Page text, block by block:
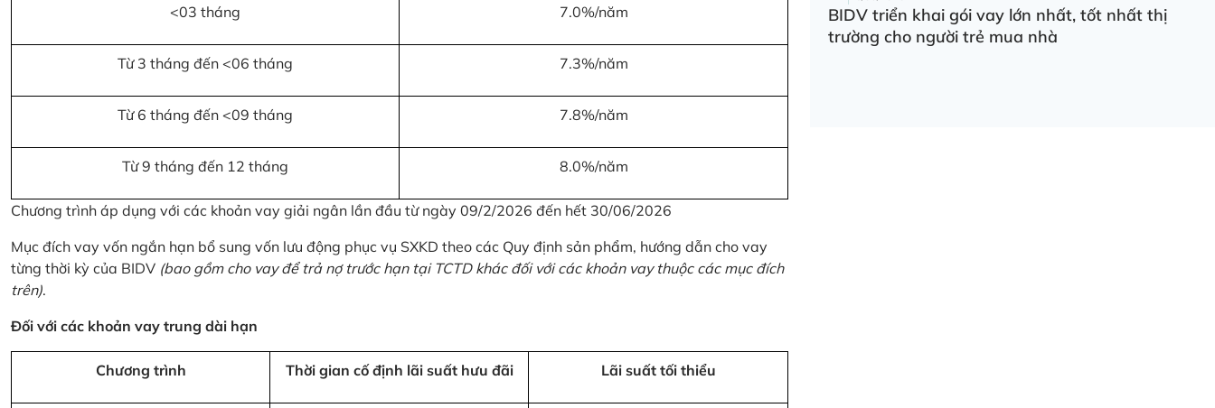
<03 tháng 7.0%/năm
Từ 3 tháng đến <06 tháng 7.3%/năm
Từ 6 tháng đến <09 tháng 7.8%/năm
Từ 9 tháng đến 12 tháng 8.0%/năm
Chương trình áp dụng với các khoản vay giải ngân lần đầu từ ngày 09/2/2026 đến hết 30/06/2026
Mục đích vay vốn ngắn hạn bổ sung vốn lưu động phục vụ SXKD theo các Quy định sản phẩm, hướng dẫn cho vay
từng thời kỳ của BIDV (bao gồm cho vay để trả nợ trước hạn tại TCTD khác đối với các khoản vay thuộc các mục đích
trên).
Đối với các khoản vay trung dài hạn
Chương trình Thời gian cố định lãi suất hưu đãi Lãi suất tối thiểu
BIDV triển khai gói vay lớn nhất, tốt nhất thị
trường cho người trẻ mua nhà